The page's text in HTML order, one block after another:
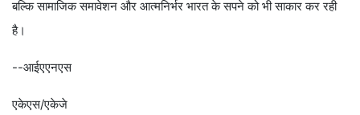
बल्कि सामाजिक समावेशन और आत्मनिर्भर भारत के सपने को भी साकार कर रही
है।
--आईएएनएस
एकेएस/एकेजे